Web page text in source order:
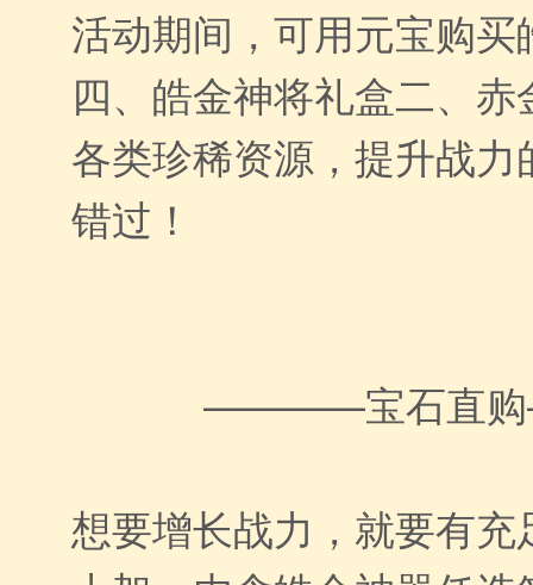
活动期间，可用元宝购
四、皓金神将礼盒二、
各类珍稀资源，提升战
错过！
————宝石直
想要增长战力，就要有